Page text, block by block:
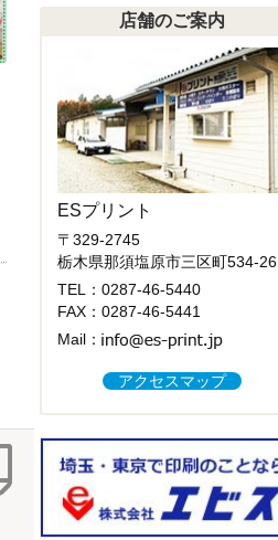
カ
店舗のご案内
ESプリント
〒329-2745
栃木県那須塩原市三区町534-26
TEL： 0287-46-5440
FAX：0287-46-5441
Mail：
アクセスマップ